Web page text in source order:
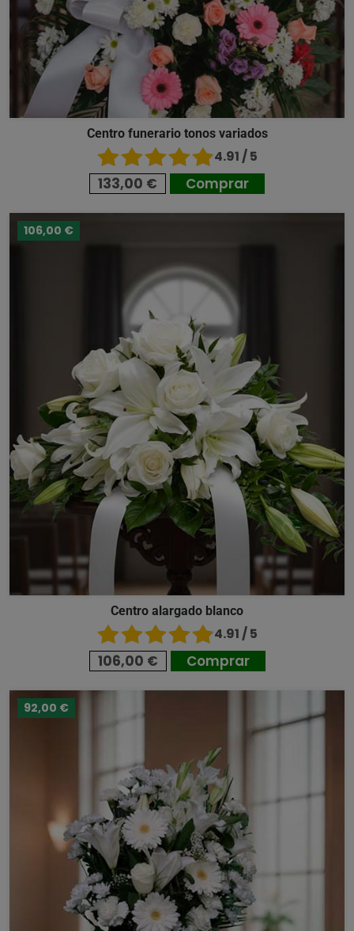
Centro funerario tonos variados
4.91 / 5
133,00 € Comprar
106,00 €
Centro alargado blanco
4.91 / 5
106,00 € Comprar
92,00 €